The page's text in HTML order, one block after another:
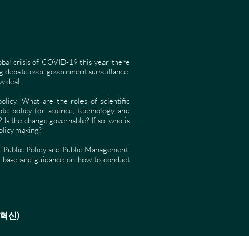
crisis of COVID-19 this year, there
debate over government surveillance,
deal.
What are the roles of scientific
policy for science, technology and
the change governable? If so, who is
making?
Policy and Public Management.
and guidance on how to conduct
신)